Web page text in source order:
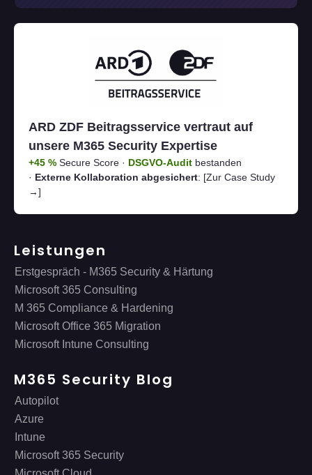
ARD ZDF Beitragsservice vertraut auf
unsere M365 Security Expertise
+45 % Secure Score · DSGVO-Audit bestanden
· Externe Kollaboration abgesichert: [Zur Case Study
→]
Leistungen
Erstgespräch - M365 Security & Härtung
Microsoft 365 Consulting
M 365 Compliance & Hardening
Microsoft Office 365 Migration
Microsoft Intune Consulting
M365 Security Blog
Autopilot
Azure
Intune
Microsoft 365 Security